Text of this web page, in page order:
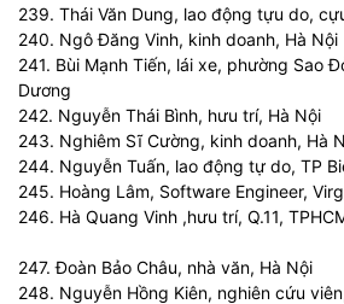
239. Thái Văn Dung, lao động tựu do,
240. Ngô Đăng Vinh, kinh doanh, Hà Nội
241. Bùi Mạnh Tiến, lái xe, phường Sao
Dương
242. Nguyễn Thái Bình, hưu trí, Hà Nội
243. Nghiêm Sĩ Cường, kinh doanh, Hà
244. Nguyễn Tuấn, lao động tự do, TP
245. Hoàng Lâm, Software Engineer,
246. Hà Quang Vinh ,hưu trí, Q.11,
247. Đoàn Bảo Châu, nhà văn, Hà Nội
248. Nguyễn Hồng Kiên, nghiên cứu